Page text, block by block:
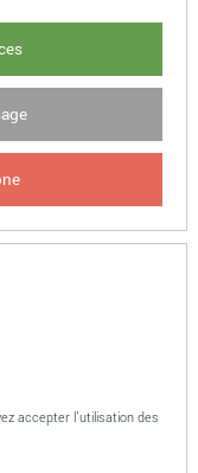
accepter l'utilisation des